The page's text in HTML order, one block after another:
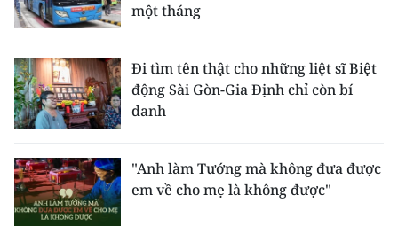
một tháng
Đi tìm tên thật cho những liệt sĩ Biệt
động Sài Gòn-Gia Định chỉ còn bí
danh
"Anh làm Tướng mà không đưa được
em về cho mẹ là không được"